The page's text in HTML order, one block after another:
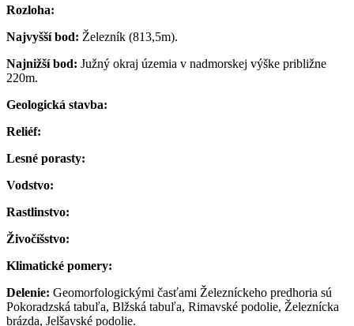
Rozloha:
Najvyšší bod: Železník (813,5m).
Najnižší bod: Južný okraj územia v nadmorskej výške približne
220m.
Geologická stavba:
Reliéf:
Lesné porasty:
Vodstvo:
Rastlinstvo:
Živočíšstvo:
Klimatické pomery:
Delenie: Geomorfologickými časťami Železníckeho predhoria sú
Pokoradzská tabuľa, Blžská tabuľa, Rimavské podolie, Železnícka
brázda, Jelšavské podolie.